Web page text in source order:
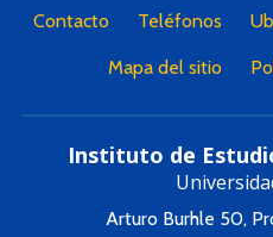
Contacto Teléfonos
Mapa del sitio
Instituto de
Arturo Burhle 50,